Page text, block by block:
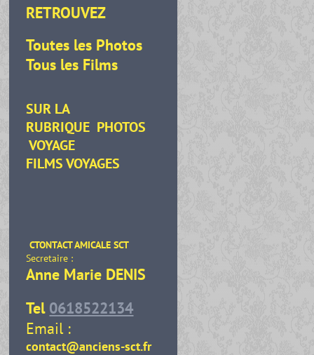
RETROUVEZ
Toutes les Photos
Tous les Films
SUR LA
RUBRIQUE PHOTOS
VOYAGE
FILMS VOYAGES
CTONTACT AMICALE SCT
Secretaire :
Anne Marie DENIS
Tel 0618522134
Email :
contact@anciens-sct.fr